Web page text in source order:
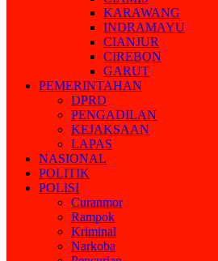
KARAWANG
INDRAMAYU
CIANJUR
CIREBON
GARUT
PEMERINTAHAN
DPRD
PENGADILAN
KEJAKSAAN
LAPAS
NASIONAL
POLITIK
POLISI
Curanmor
Rampok
Kriminal
Narkoba